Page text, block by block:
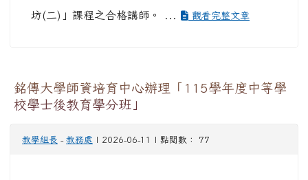
坊(二)」課程之合格講師。 ...
觀看完整文章
銘傳大學師資培育中心辦理「115學年度中等學
校學士後教育學分班」
教學組長 - 教務處 | 2026-06-11 | 點閱數： 77